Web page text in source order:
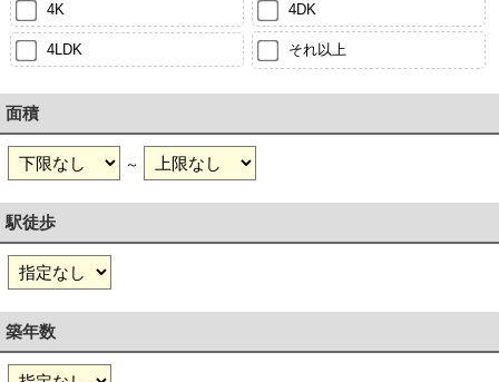
4K 4DK
4LDK それ以上
面積
～
駅徒歩
築年数